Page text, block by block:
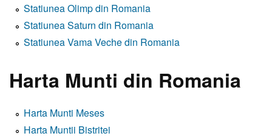
Statiunea Olimp din Romania
Statiunea Saturn din Romania
Statiunea Vama Veche din Romania
Harta Munti din Romania
Harta Munti Meses
Harta Muntii Bistritei